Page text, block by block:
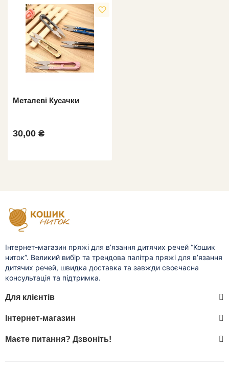
favorite_border
Металеві Кусачки
30,00 ₴
Інтернет-магазин пряжі для в’язання дитячих речей “Кошик
ниток”. Великий вибір та трендова палітра пряжі для в’язання
дитячих речей, швидка доставка та завжди своєчасна
консультація та підтримка.
Для клієнтів
Інтернет-магазин
Маєте питання? Дзвоніть!